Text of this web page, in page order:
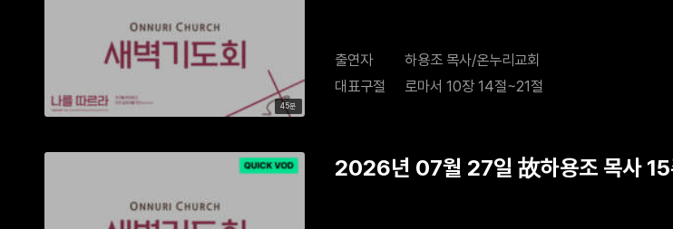
45분
출연자
하용조 목사/온누리교회
대표구절
로마서 10장 14절~21절
2026년 07월 27일 故하용조 목사 15